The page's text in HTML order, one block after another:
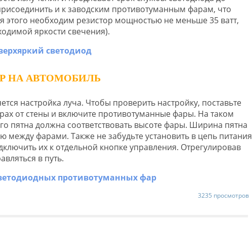
и к заводским противотуманным фарам, что
этого необходим резистор мощностью не меньше 35 ватт,
яркости свечения).
НА АВТОМОБИЛЬ
настройка луча. Чтобы проверить настройку, поставьте
от стены и включите противотуманные фары. На таком
пятна должна соответствовать высоте фары. Ширина пятна
фарами. Также не забудьте установить в цепь питания
их к отдельной кнопке управления. Отрегулировав
в путь.
3235 просмотров